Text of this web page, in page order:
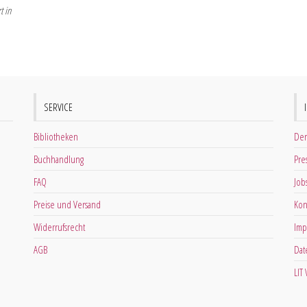
in
SERVICE
Bibliotheken
Buchhandlung
FAQ
Preise und Versand
Widerrufsrecht
AGB